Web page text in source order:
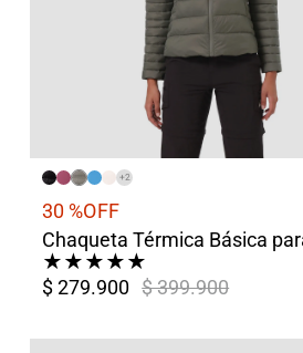
+2
30 %OFF
★★★★★
$ 279.900 $ 399.900